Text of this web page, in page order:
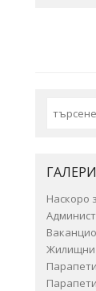
Наскоро
Жилищни